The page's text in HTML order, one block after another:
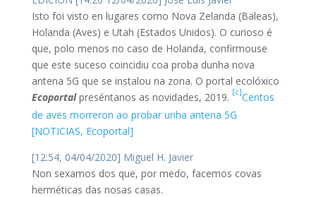
Isto foi visto en lugares como Nova Zelanda (Baleas),
Holanda (Aves) e Utah (Estados Unidos). O curioso é
que, polo menos no caso de Holanda, confirmouse
que este suceso coincidiu coa proba dunha nova
antena 5G que se instalou na zona. O portal ecolóxico
Ecoportal preséntanos as novidades, 2019. [c]Centos
de aves morreron ao probar unha antena 5G
[NOTICIAS, Ecoportal]
[12:54, 04/04/2020] Miguel H. Javier
Non sexamos dos que, por medo, facemos covas
herméticas das nosas casas.